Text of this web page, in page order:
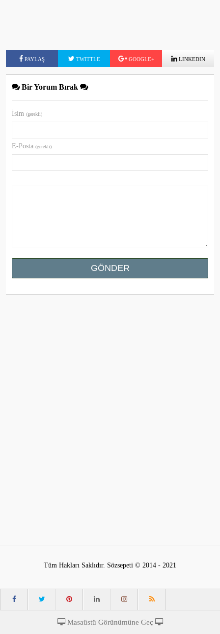
PAYLAŞ TWITTLE GOOGLE+ LINKEDIN
Bir Yorum Bırak
İsim (gerekli)
E-Posta (gerekli)
Tüm Hakları Saklıdır. Sözsepeti © 2014 - 2021
Masaüstü Görünümüne Geç